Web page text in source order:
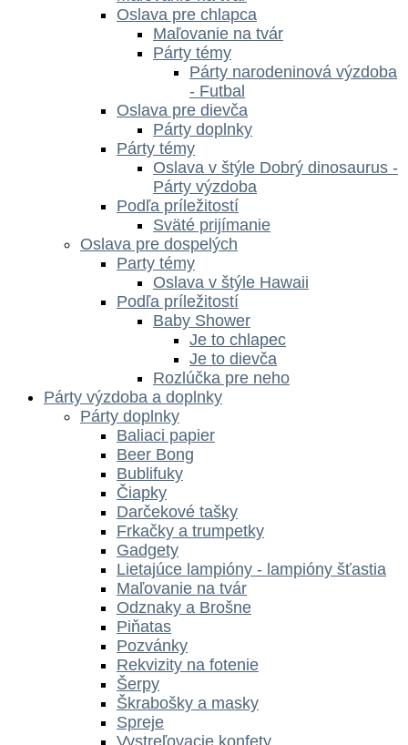
Oslava pre chlapca
Maľovanie na tvár
Párty témy
Párty narodeninová výzdoba
- Futbal
Oslava pre dievča
Párty doplnky
Párty témy
Oslava v štýle Dobrý dinosaurus -
Párty výzdoba
Podľa príležitostí
Sväté prijímanie
Oslava pre dospelých
Party témy
Oslava v štýle Hawaii
Podľa príležitostí
Baby Shower
Je to chlapec
Je to dievča
Rozlúčka pre neho
Párty výzdoba a doplnky
Párty doplnky
Baliaci papier
Beer Bong
Bublifuky
Čiapky
Darčekové tašky
Frkačky a trumpetky
Gadgety
Lietajúce lampióny - lampióny šťastia
Maľovanie na tvár
Odznaky a Brošne
Piňatas
Pozvánky
Rekvizity na fotenie
Šerpy
Škrabošky a masky
Spreje
Vystreľovacie konfety